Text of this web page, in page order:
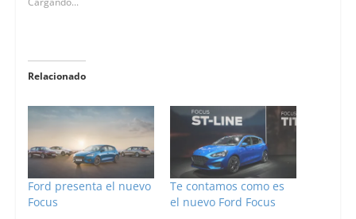
Relacionado
Ford presenta el nuevo
Focus
Te contamos como es
el nuevo Ford Focus